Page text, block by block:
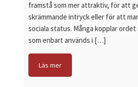
framstå som mer attraktiv, för att
skrämmande intryck eller för att
sociala status. Många kopplar
som enbart används i […]